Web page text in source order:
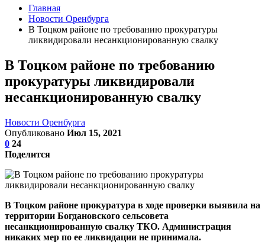
Главная
Новости Оренбурга
В Тоцком районе по требованию прокуратуры
ликвидировали несанкционированную свалку
В Тоцком районе по требованию
прокуратуры ликвидировали
несанкционированную свалку
Новости Оренбурга
Опубликовано Июл 15, 2021
0 24
Поделится
В Тоцком районе прокуратура в ходе проверки выявила на
территории Богдановского сельсовета
несанкционированную свалку ТКО. Администрация
никаких мер по ее ликвидации не принимала.